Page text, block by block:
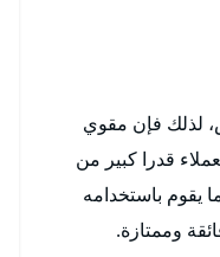
لذلك فإن مقوي
قدرا كبير من
يقوم باستخدامه
وممتازة.